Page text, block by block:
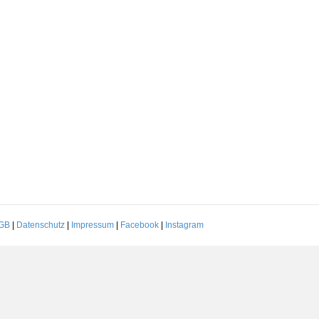
| Datenschutz | Impressum | Facebook | Instagram